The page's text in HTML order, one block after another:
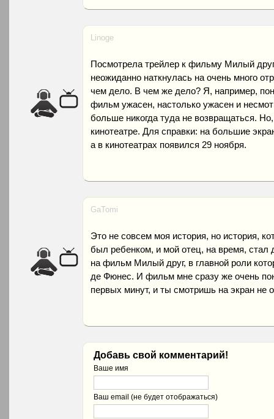
Linoge
Посмотрела трейлер к фильму Милый
неожиданно наткнулась на очень много
чем дело. В чем же дело? Я, например,
фильм ужасен, настолько ужасен и
больше никогда туда не возвращаться.
кинотеатре. Для справки: на большие
а в кинотеатрах появился 29 ноября.
GaTomi
Это не совсем моя история, но история,
был ребенком, и мой отец, на время,
на фильм Милый друг, в главной роли
де Фюнес. И фильм мне сразу же очень
первых минут, и ты смотришь на экран не
Добавь свой комментарий!
Ваше имя
Ваш email (не будет отображаться)